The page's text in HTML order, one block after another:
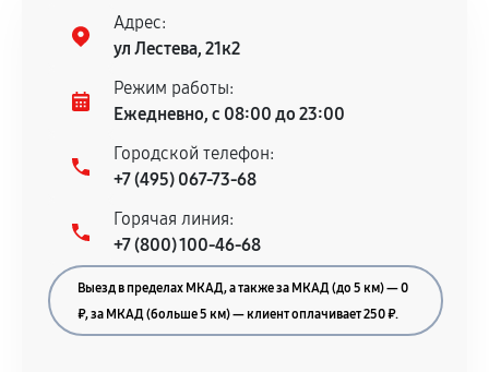
Адрес:
ул Лестева, 21к2
Режим работы:
Ежедневно, с 08:00 до 23:00
Городской телефон:
+7 (495) 067-73-68
Горячая линия:
+7 (800) 100-46-68
Выезд в пределах МКАД, а также за МКАД (до 5 км) — 0
₽, за МКАД (больше 5 км) — клиент оплачивает 250 ₽.